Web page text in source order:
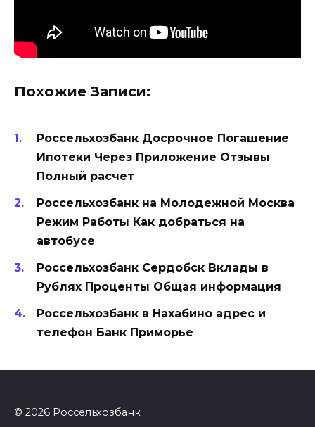
Похожие Записи:
Россельхозбанк Досрочное Погашение
Ипотеки Через Приложение Отзывы
Полный расчет
Россельхозбанк на Молодежной Москва
Режим Работы Как добраться на
автобусе
Россельхозбанк Сердобск Вклады в
Рублях Проценты Общая информация
Россельхозбанк в Нахабино адрес и
телефон Банк Приморье
© 2026 Россельхозбанк